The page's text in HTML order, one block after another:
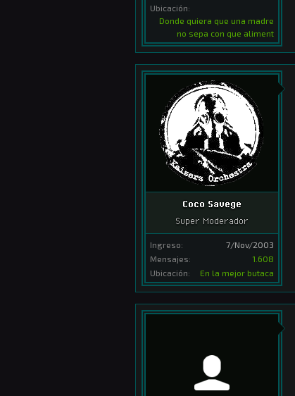
Ubicación:
Donde quiera que una madre
no sepa con que aliment
Coco Savege
Super Moderador
Ingreso:
7/Nov/2003
Mensajes:
1.608
Ubicación:
En la mejor butaca